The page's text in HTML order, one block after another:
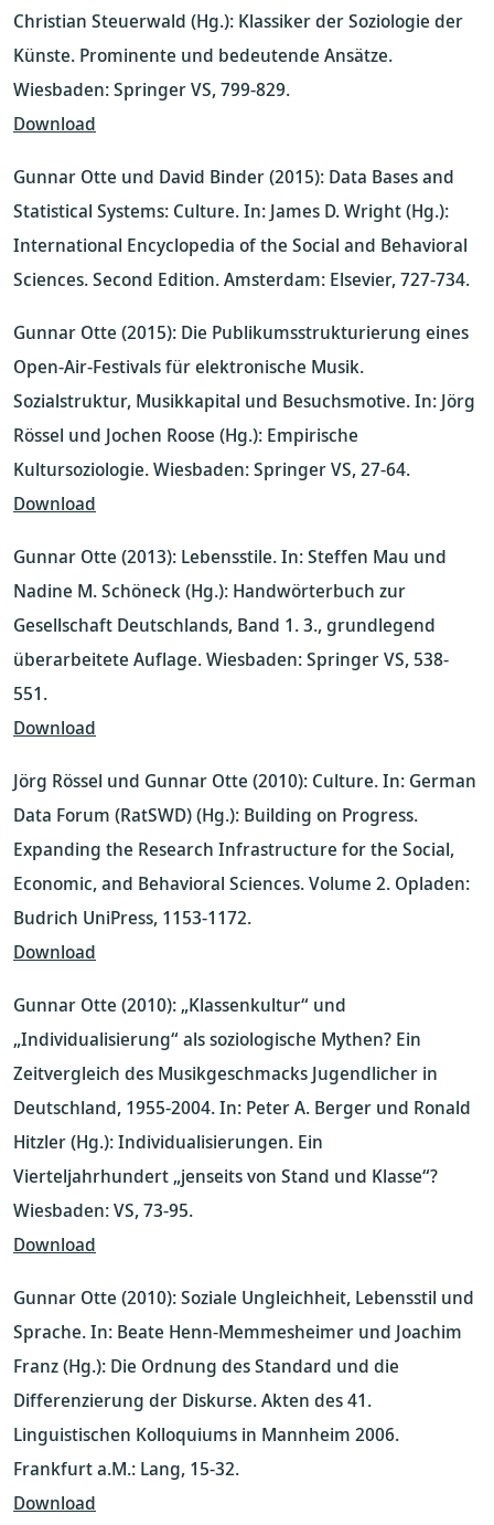
Christian Steuerwald (Hg.): Klassiker der Soziologie der
Künste. Prominente und bedeutende Ansätze.
Wiesbaden: Springer VS, 799-829.
Download
Gunnar Otte und David Binder (2015): Data Bases and
Statistical Systems: Culture. In: James D. Wright (Hg.):
International Encyclopedia of the Social and Behavioral
Sciences. Second Edition. Amsterdam: Elsevier, 727-734.
Gunnar Otte (2015): Die Publikumsstrukturierung eines
Open-Air-Festivals für elektronische Musik.
Sozialstruktur, Musikkapital und Besuchsmotive. In: Jörg
Rössel und Jochen Roose (Hg.): Empirische
Kultursoziologie. Wiesbaden: Springer VS, 27-64.
Download
Gunnar Otte (2013): Lebensstile. In: Steffen Mau und
Nadine M. Schöneck (Hg.): Handwörterbuch zur
Gesellschaft Deutschlands, Band 1. 3., grundlegend
überarbeitete Auflage. Wiesbaden: Springer VS, 538-
551.
Download
Jörg Rössel und Gunnar Otte (2010): Culture. In: German
Data Forum (RatSWD) (Hg.): Building on Progress.
Expanding the Research Infrastructure for the Social,
Economic, and Behavioral Sciences. Volume 2. Opladen:
Budrich UniPress, 1153-1172.
Download
Gunnar Otte (2010): „Klassenkultur“ und
„Individualisierung“ als soziologische Mythen? Ein
Zeitvergleich des Musikgeschmacks Jugendlicher in
Deutschland, 1955-2004. In: Peter A. Berger und Ronald
Hitzler (Hg.): Individualisierungen. Ein
Vierteljahrhundert „jenseits von Stand und Klasse“?
Wiesbaden: VS, 73-95.
Download
Gunnar Otte (2010): Soziale Ungleichheit, Lebensstil und
Sprache. In: Beate Henn-Memmesheimer und Joachim
Franz (Hg.): Die Ordnung des Standard und die
Differenzierung der Diskurse. Akten des 41.
Linguistischen Kolloquiums in Mannheim 2006.
Frankfurt a.M.: Lang, 15-32.
Download